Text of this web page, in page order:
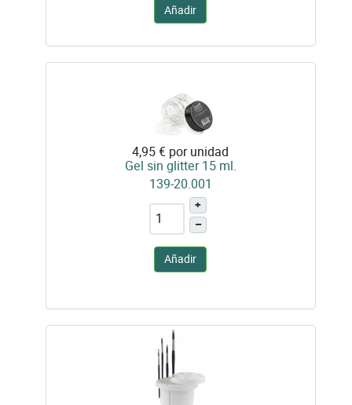
Añadir
4,95 € por unidad
Gel sin glitter 15 ml.
139-20.001
+
–
Añadir